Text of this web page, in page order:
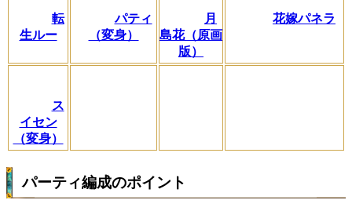
転
生ルー
パティ
（変身）
月
島花（原画
版）
花嫁パネラ
ス
イセン
（変身）
パーティ編成のポイント